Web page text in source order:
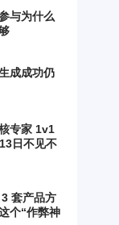
与为什么
成成功仍
专家 1v1
日不见不
套产品方
个“作弊神